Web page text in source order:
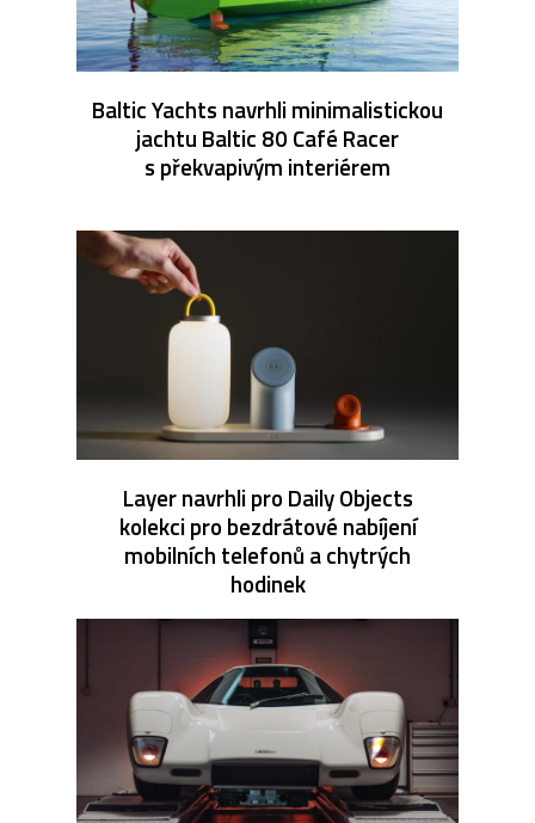
Baltic Yachts navrhli minimalistickou
jachtu Baltic 80 Café Racer
s překvapivým interiérem
Layer navrhli pro Daily Objects
kolekci pro bezdrátové nabíjení
mobilních telefonů a chytrých
hodinek